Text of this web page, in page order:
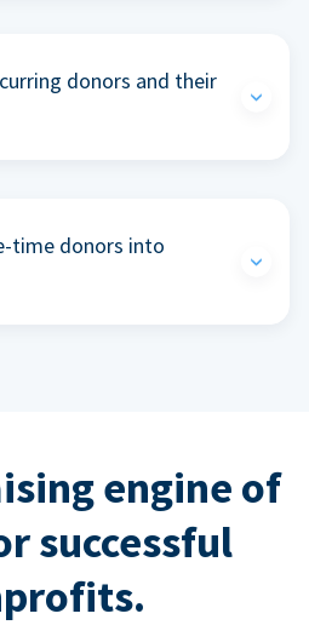
donors and their
time donors into
engine of
successful